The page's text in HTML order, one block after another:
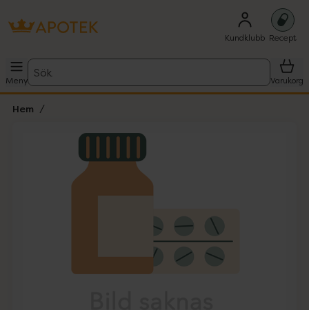
Kundklubb Recept
Meny
Sök
Varukorg
Hem
Lista: . Innehåller 1 objekt.